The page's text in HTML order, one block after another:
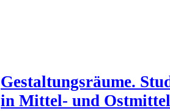
Gestaltungsräume.
in Mittel- und